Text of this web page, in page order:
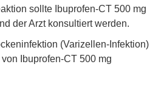
sollte Ibuprofen-CT 500 mg
der Arzt konsultiert werden.
(Varizellen-Infektion)
Ibuprofen-CT 500 mg